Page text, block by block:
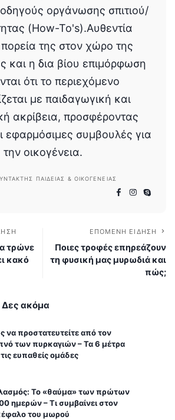
οργάνωσης σπιτιού/
(How-To's).Αυθεντία
της στον χώρο της
και η δια βίου επιμόρφωση
ότι το περιεχόμενο
με παιδαγωγική και
ακρίβεια, προσφέροντας
εφαρμόσιμες συμβουλές για
την οικογένεια.
ΠΑΙΔΕΊΑΣ & ΟΙΚΟΓΈΝΕΙΑΣ
τρώνε
κακό
ΕΠΌΜΕΝΗ ΕΊΔΗΣΗ
Ποιες τροφές επηρεάζουν
τη φυσική μας μυρωδιά και
πώς;
Δες ακόμα
να προστατευτείτε από τον
των πυρκαγιών – Τα 6 μέτρα
τις ευπαθείς ομάδες
Το «θαύμα» των πρώτων
ημερών – Τι συμβαίνει στον
του μωρού